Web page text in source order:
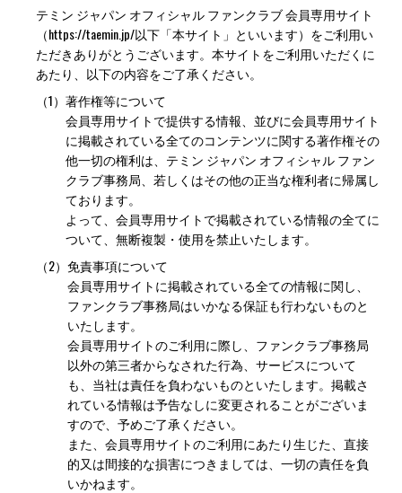
テミン ジャパン オフィシャル ファンクラブ 会員専用サイト
（https://taemin.jp/以下「本サイト」といいます）をご利用い
ただきありがとうございます。本サイトをご利用いただくに
あたり、以下の内容をご了承ください。
（1） 著作権等について
会員専用サイトで提供する情報、並びに会員専用サイト
に掲載されている全てのコンテンツに関する著作権その
他一切の権利は、テミン ジャパン オフィシャル ファン
クラブ事務局、若しくはその他の正当な権利者に帰属し
ております。
よって、会員専用サイトで掲載されている情報の全てに
ついて、無断複製・使用を禁止いたします。
（2） 免責事項について
会員専用サイトに掲載されている全ての情報に関し、
ファンクラブ事務局はいかなる保証も行わないものと
いたします。
会員専用サイトのご利用に際し、ファンクラブ事務局
以外の第三者からなされた行為、サービスについて
も、当社は責任を負わないものといたします。掲載さ
れている情報は予告なしに変更されることがございま
すので、予めご了承ください。
また、会員専用サイトのご利用にあたり生じた、直接
的又は間接的な損害につきましては、一切の責任を負
いかねます。